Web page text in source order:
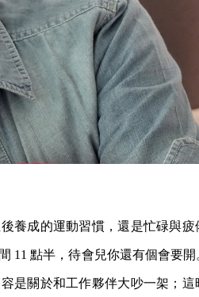
養成的運動習慣，還是忙碌與疲
11 點半，待會兒你還有個會要
是關於和工作夥伴大吵一架；這